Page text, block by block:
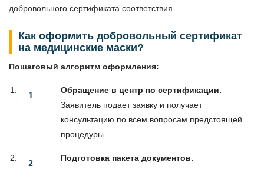
добровольного сертификата соответствия.
Как оформить добровольный сертификат
на медицинские маски?
Пошаговый алгоритм оформления:
Обращение в центр по сертификации.
Заявитель подает заявку и получает
консультацию по всем вопросам предстоящей
процедуры.
Подготовка пакета документов.